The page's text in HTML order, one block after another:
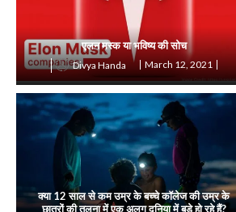
एलन मस्क या भविष्य की सोच
Divya Handa March 12, 2021
क्या 12 साल से कम उम्र के बच्चे कॉलेज की उम्र के
छात्रों की तुलना में एक अलग दुनिया में बड़े हो रहे हैं?